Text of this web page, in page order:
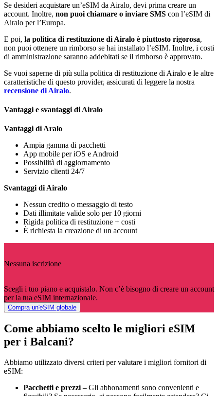
Se desideri acquistare un’eSIM da Airalo, devi prima creare un
account. Inoltre, non puoi chiamare o inviare SMS con l’eSIM di
Airalo per l’Europa.
E poi, la politica di restituzione di Airalo è piuttosto rigorosa,
non puoi ottenere un rimborso se hai installato l’eSIM. Inoltre, i costi
di amministrazione saranno addebitati se il rimborso è approvato.
Se vuoi saperne di più sulla politica di restituzione di Airalo e le altre
caratteristiche di questo provider, assicurati di leggere la nostra
recensione di Airalo.
Vantaggi e svantaggi di Airalo
Vantaggi di Aralo
Ampia gamma di pacchetti
App mobile per iOS e Android
Possibilità di aggiornamento
Servizio clienti 24/7
Svantaggi di Airalo
Nessun credito o messaggio di testo
Dati illimitate valide solo per 10 giorni
Rigida politica di restituzione + costi
È richiesta la creazione di un account
Nessuna iscrizione
Scegli i tuo piano e acquistalo. Non c’è bisogno di creare un account
per la tua eSIM internazionale.
Compra un'eSIM globale
Come abbiamo scelto le migliori eSIM
per i Balcani?
Abbiamo utilizzato diversi criteri per valutare i migliori fornitori di
eSIM:
Pacchetti e prezzi – Gli abbonamenti sono convenienti e